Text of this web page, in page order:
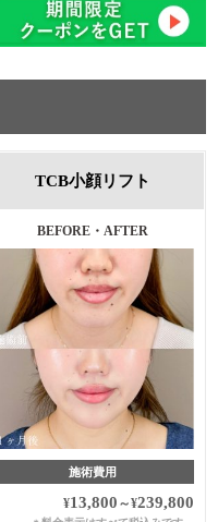
TCB小顔リフト
BEFORE・AFTER
施術費用
¥13,800 ～¥239,800